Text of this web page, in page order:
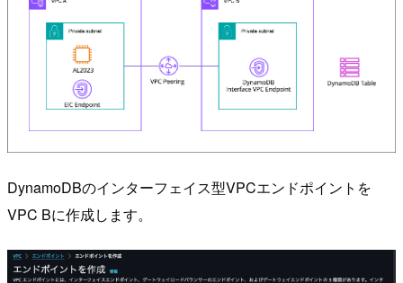
DynamoDBのインターフェイス型VPCエンドポイントを
VPC Bに作成します。